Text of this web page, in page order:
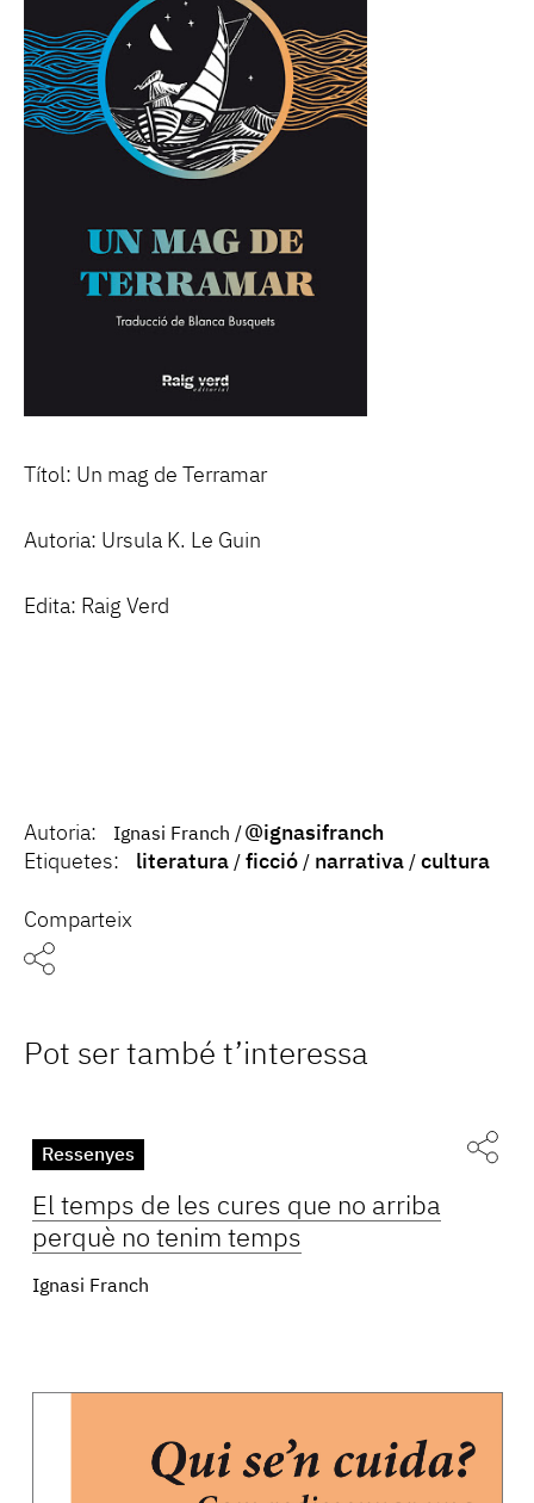
Títol: Un mag de Terramar
Autoria: Ursula K. Le Guin
Edita: Raig Verd
Autoria: Ignasi Franch
@ignasifranch
Etiquetes:
literatura ficció narrativa cultura
Comparteix
Pot ser també t’interessa
Ressenyes
El temps de les cures que no arriba
perquè no tenim temps
Ignasi Franch